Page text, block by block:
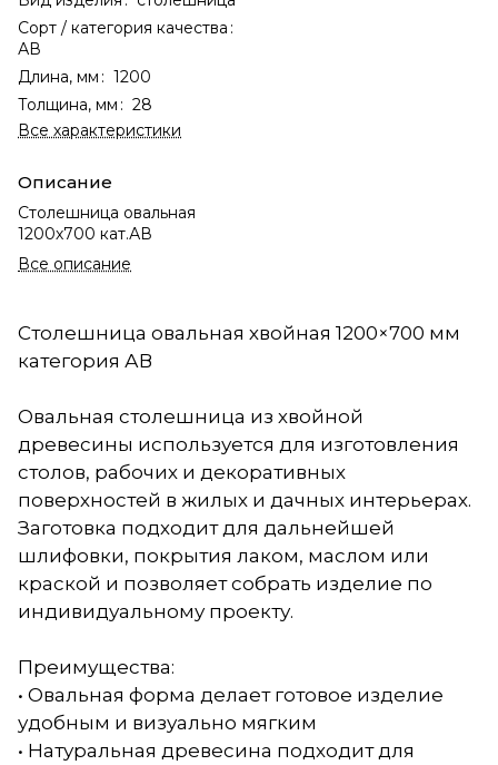
Сорт / категория качества :
АВ
Длина, мм : 1200
Толщина, мм : 28
Все характеристики
Описание
Столешница овальная
1200х700 кат.АВ
Все описание
Столешница овальная хвойная 1200×700 мм
категория АВ
Овальная столешница из хвойной
древесины используется для изготовления
столов, рабочих и декоративных
поверхностей в жилых и дачных интерьерах.
Заготовка подходит для дальнейшей
шлифовки, покрытия лаком, маслом или
краской и позволяет собрать изделие по
индивидуальному проекту.
Преимущества:
• Овальная форма делает готовое изделие
удобным и визуально мягким
• Натуральная древесина подходит для